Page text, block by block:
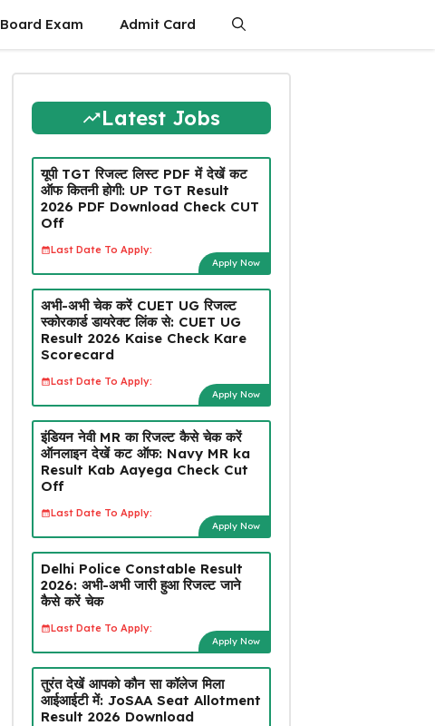
Board Exam Admit Card
Latest Jobs
यूपी TGT रिजल्ट लिस्ट PDF में देखें कट
ऑफ कितनी होगी: UP TGT Result
2026 PDF Download Check CUT
Off
Last Date To Apply:
Apply Now
अभी-अभी चेक करें CUET UG रिजल्ट
स्कोरकार्ड डायरेक्ट लिंक से: CUET UG
Result 2026 Kaise Check Kare
Scorecard
Last Date To Apply:
Apply Now
इंडियन नेवी MR का रिजल्ट कैसे चेक करें
ऑनलाइन देखें कट ऑफ: Navy MR ka
Result Kab Aayega Check Cut
Off
Last Date To Apply:
Apply Now
Delhi Police Constable Result
2026: अभी-अभी जारी हुआ रिजल्ट जाने
कैसे करें चेक
Last Date To Apply:
Apply Now
तुरंत देखें आपको कौन सा कॉलेज मिला
आईआईटी में: JoSAA Seat Allotment
Result 2026 Download